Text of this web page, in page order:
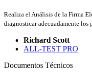
Realiza el Análisis de la Firma
diagnosticar adecuadamente los
Richard Scott
ALL-TEST PRO
Documentos Técnicos